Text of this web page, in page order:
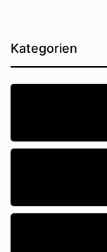
Kategorien